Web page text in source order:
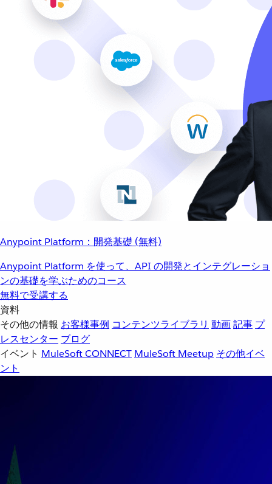
Anypoint Platform：開発基礎 (無料)
Anypoint Platform を使って、API の開発とインテグレーショ
ンの基礎を学ぶためのコース
無料で受講する
資料
その他の情報 お客様事例 コンテンツライブラリ 動画記事 プ
レスセンター ブログ
イベント MuleSoft CONNECT MuleSoft Meetup その他イベ
ント